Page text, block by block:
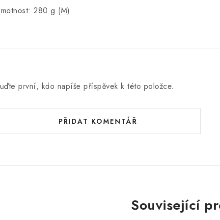
280 g (M)
první, kdo napíše příspěvek k této položce.
PŘIDAT KOMENTÁŘ
Související